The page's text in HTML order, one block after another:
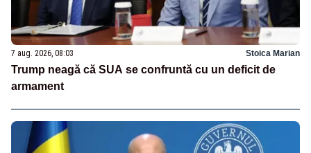
7 aug. 2026, 08:03 Stoica Marian
Trump neagă că SUA se confruntă cu un deficit de
armament